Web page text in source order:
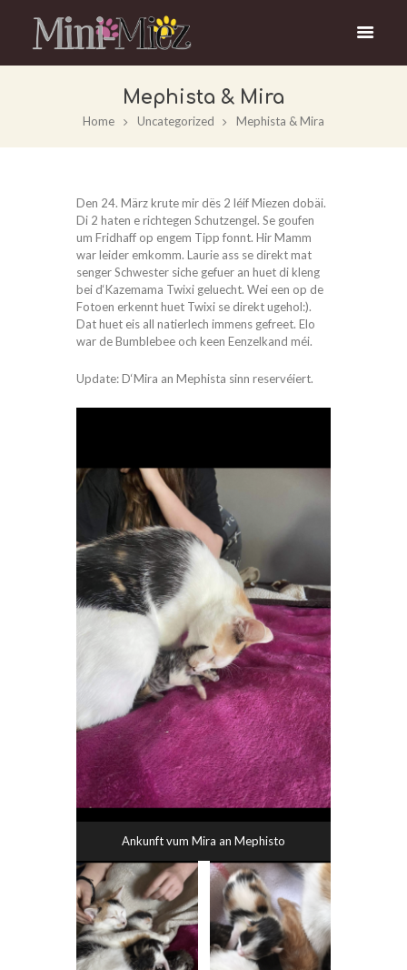
Mephista & Mira
Home Uncategorized Mephista & Mira
Den 24. März krute mir dës 2 léif Miezen dobäi.
Di 2 haten e richtegen Schutzengel. Se goufen
um Fridhaff op engem Tipp fonnt. Hir Mamm
war leider emkomm. Laurie ass se direkt mat
senger Schwester siche gefuer an huet di kleng
bei d‘Kazemama Twixi geluecht. Wei een op de
Fotoen erkennt huet Twixi se direkt ugehol:).
Dat huet eis all natierlech immens gefreet. Elo
war de Bumblebee och keen Eenzelkand méi.
Update: D‘Mira an Mephista sinn reservéiert.
Ankunft vum Mira an Mephisto